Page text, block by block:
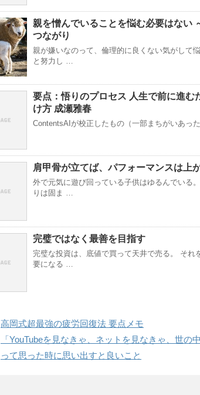
親を憎んでいることを悩む必要はない
つながり
親が嫌いなのって、倫理的に良くない気がして
と努力し …
要点：悟りのプロセス 人生で前に進む
け方 成瀬雅春
ContentsAIが校正したもの（一部まちがいあっ
肩甲骨が立てば、パフォーマンスは上
外で元気に遊び回っている子供はゆるんでいる
りは固ま …
完璧ではなく最善を目指す
完璧な投資は、底値で買って天井で売る。 それ
要になる …
高岡式超最強の疲労回復法 要点メモ
「YouTubeを見なきゃ、ネットを見なきゃ、世の
って思った時に思い出すと良いこと